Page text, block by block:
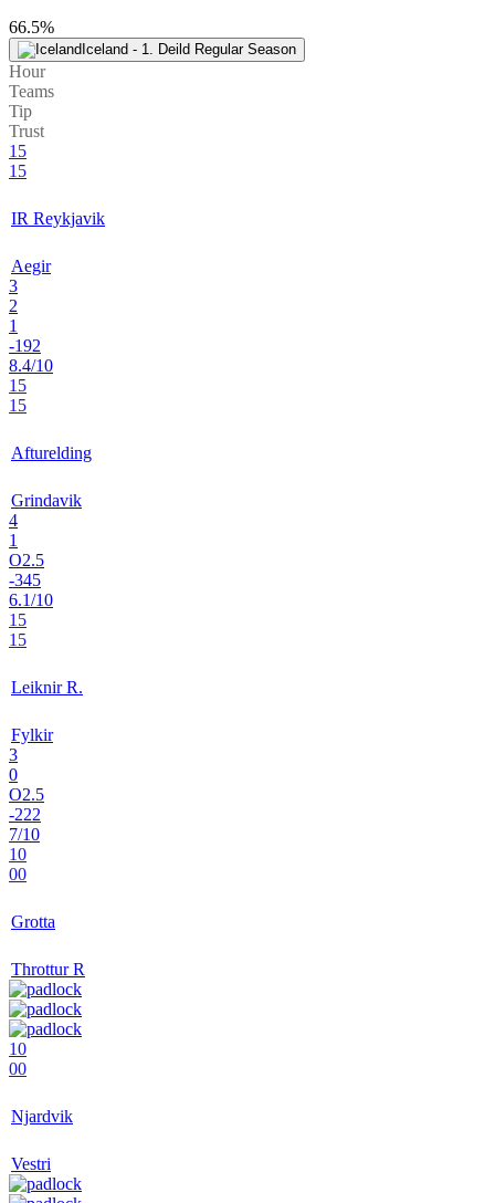
66.5%
Iceland - 1. Deild Regular Season
Hour
Teams
Tip
Trust
15
15
IR Reykjavik
Aegir
3
2
1
-192
8.4/10
15
15
Afturelding
Grindavik
4
1
O2.5
-345
6.1/10
15
15
Leiknir R.
Fylkir
3
0
O2.5
-222
7/10
10
00
Grotta
Throttur R
10
00
Njardvik
Vestri